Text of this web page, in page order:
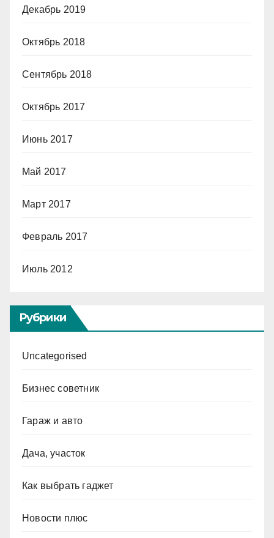
Декабрь 2019
Октябрь 2018
Сентябрь 2018
Октябрь 2017
Июнь 2017
Май 2017
Март 2017
Февраль 2017
Июль 2012
Рубрики
Uncategorised
Бизнес советник
Гараж и авто
Дача, участок
Как выбрать гаджет
Новости плюс